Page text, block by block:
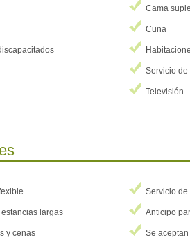
Cama
Cuna
Servicio
Televisión
Servicio
largas Anticipo
y cenas Se